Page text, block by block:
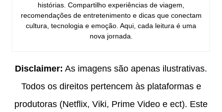
histórias. Compartilho experiências de viagem,
recomendações de entretenimento e dicas que conectam
cultura, tecnologia e emoção. Aqui, cada leitura é uma
nova jornada.
Disclaimer: As imagens são apenas ilustrativas.
Todos os direitos pertencem às plataformas e
produtoras (Netflix, Viki, Prime Video e ect). Este